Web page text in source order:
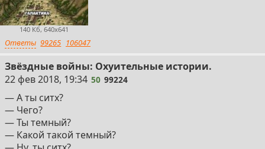
140 Кб, 640x641
Ответы 99265 106047
Звёздные войны: Охуительные истории.
50
22 фев 2018, 19:34 50 99224
— А ты ситх?
— Чего?
— Ты темный?
— Какой такой темный?